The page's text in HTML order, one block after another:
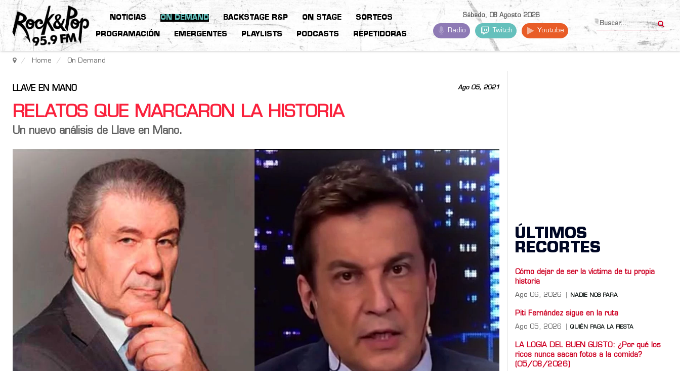
NOTICIAS ON DEMAND BACKSTAGE R&P ON STAGE SORTEOS
PROGRAMACIÓN EMERGENTES PLAYLISTS PODCASTS REPETIDORAS
Sábado, 08 Agosto 2026
Radio Twitch Youtube
Home On Demand
Ago 05, 2021
LLAVE EN MANO
RELATOS QUE MARCARON LA HISTORIA
Un nuevo análisis de Llave en Mano.
ÚLTIMOS
RECORTES
Cómo dejar de ser la víctima de tu propia
historia
Ago 06, 2026 NADIE NOS PARA
Piti Fernández sigue en la ruta
Ago 05, 2026 QUIÉN PAGA LA FIESTA
LA LOGIA DEL BUEN GUSTO: ¿Por qué los
ricos nunca sacan fotos a la comida?
(05/08/2026)